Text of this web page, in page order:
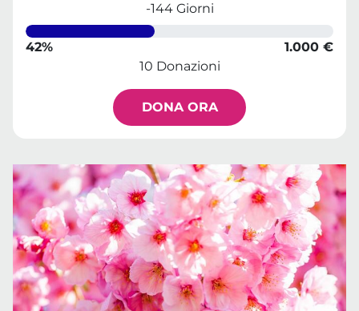
-144 Giorni
42%
1.000 €
10 Donazioni
DONA ORA